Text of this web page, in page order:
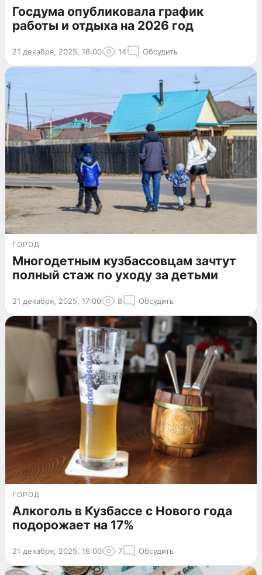
Госдума опубликовала график
работы и отдыха на 2026 год
21 декабря, 2025, 18:00 14 Обсудить
ГОРОД
Многодетным кузбассовцам зачтут
полный стаж по уходу за детьми
21 декабря, 2025, 17:00 8 Обсудить
ГОРОД
Алкоголь в Кузбассе с Нового года
подорожает на 17%
21 декабря, 2025, 16:00 7 Обсудить